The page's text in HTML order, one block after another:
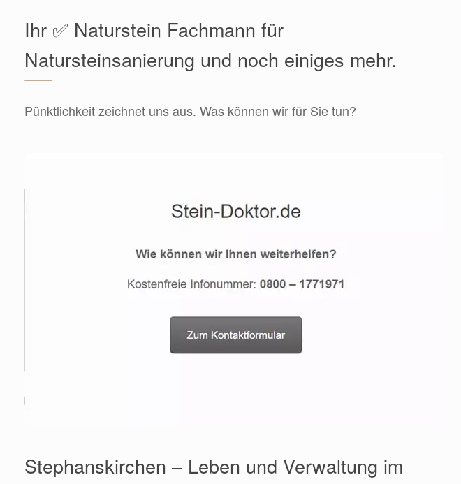
Ihr ✅ Naturstein Fachmann für
Natursteinsanierung und noch einiges mehr.
Pünktlichkeit zeichnet uns aus. Was können wir für Sie tun?
Stephanskirchen – Leben und Verwaltung im